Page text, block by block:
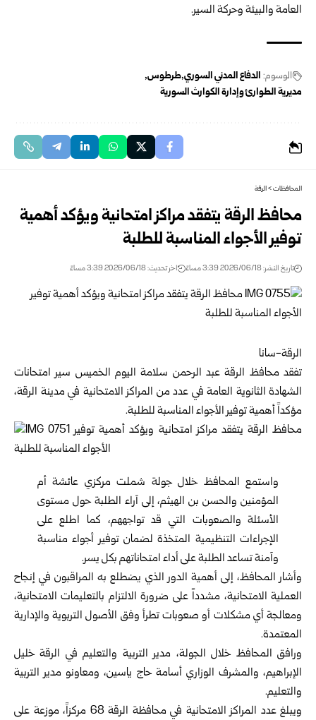
العامة والبيئة وحركة السير.‏
الوسوم: الدفاع المدني السوري طرطوس
مديرية الطوارئ وإدارة الكوارث السورية
المحافظات>الرقة
محافظ الرقة يتفقد مراكز امتحانية ويؤكد أهمية
توفير الأجواء المناسبة للطلبة
تاريخ النشر: 2026/06/18 3:39 مساءً اخر تحديث: 2026/06/18 3:39 مساءً
الرقة-سانا‏
تفقد محافظ الرقةعبد الرحمن سلامة اليوم الخميس سير امتحانات
الشهادة الثانوية العامة في عدد من المراكز الامتحانية في ‏مدينة ‏الرقة،
مؤكداً أهمية توفير الأجواء المناسبة للطلبة. ‏
واستمع المحافظ خلال جولة شملت مركزي عائشة أم
المؤمنين والحسن بن الهيثم، إلى آراء الطلبة حول مستوى
الأسئلة والصعوبات ‌‏التي قد تواجههم، كما اطلع على
الإجراءات التنظيمية المتخذة لضمان توفير أجواء مناسبة
وآمنة تساعد الطلبة على أداء امتحاناتهم ‏بكل يسر.‏
وأشار المحافظ، إلى أهمية الدور الذي يضطلع به المراقبون في إنجاح
العملية الامتحانية، مشدداً على ضرورة الالتزام بالتعليمات ‌‏الامتحانية،
ومعالجة أي مشكلات أو صعوبات تطرأ وفق الأصول التربوية والإدارية
المعتمدة.‏
ورافق المحافظ خلال الجولة، مدير التربية والتعليم في الرقة خليل
الإبراهيم، والمشرف الوزاري أسامة حاج ياسين، ومعاونو مدير ‌‏التربية
والتعليم.‏
ويبلغ عدد المراكز الامتحانية في محافظة الرقة 68 مركزاً، موزعة على